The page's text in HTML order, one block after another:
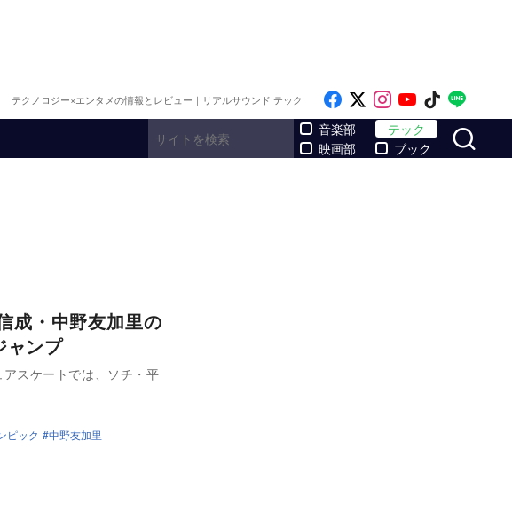
テクノロジー×エンタメの情報とレビュー｜リアルサウンド テック Like on Facebook
Follow on x
Follow on
Follow on
Follow
音楽部
映画部
テック
ブック
成・中野友加里の
ャンプ
スケートでは、ソチ・平
ピック 中野友加里